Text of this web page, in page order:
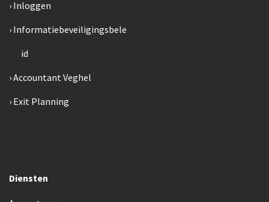
Inloggen
Informatiebeveiligingsbele
id
Accountant Veghel
Exit Planning
Diensten